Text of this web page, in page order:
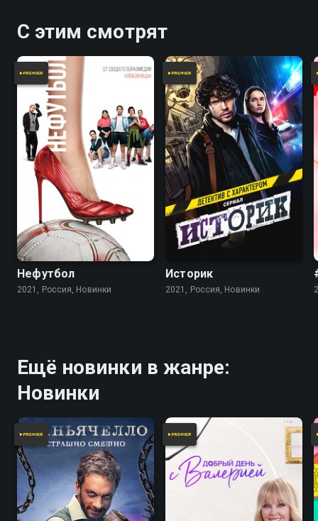
С этим смотрят
Нефутбол
2021, Россия, Новинки
Историк
2021, Россия, Новинки
Ещё новинки в жанре:
Новинки